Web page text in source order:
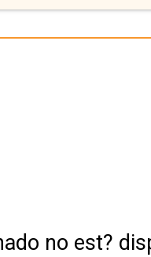
no est?